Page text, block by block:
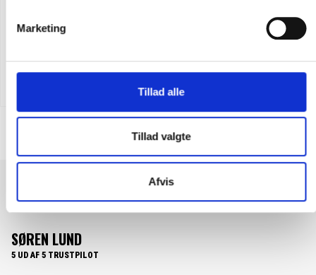
Marketing
Tillad alle
Tillad valgte
Afvis
Flere varianter
DKK 998,75m. moms
Det er en fornøjelse at handle med fieber. En nem overskuelig og
brugervenlig website. Hvor produkterne lever op til produkt
levering......What's not to like.